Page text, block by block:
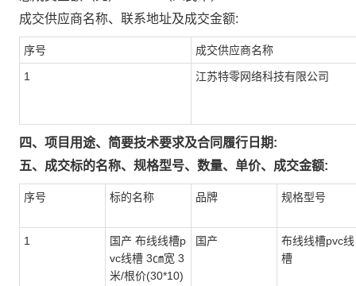
成交供应商名称、联系地址及成交金额:
序号 成交供应商名称
1 江苏特零网络科技有限公司
四、项目用途、简要技术要求及合同履行日期:
五、成交标的名称、规格型号、数量、单价、成交金额:
序号 标的名称 品牌 规格型号
1
国产 布线线槽p
vc线槽 3㎝宽 3
米/根价(30*10)
国产
布线线槽pvc线
槽